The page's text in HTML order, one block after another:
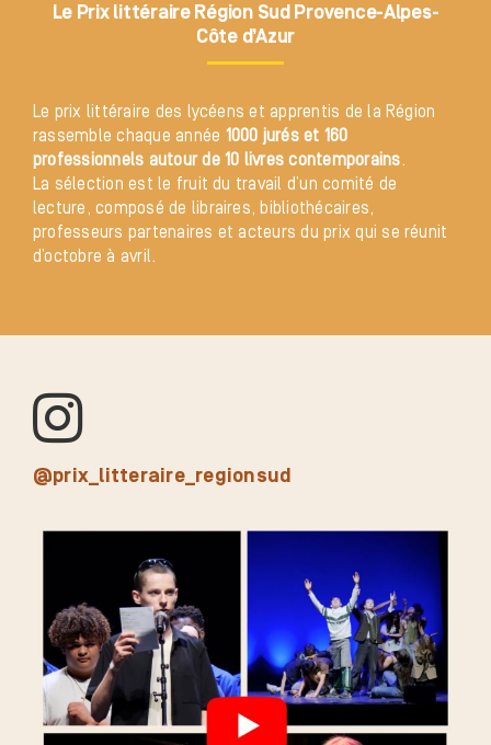
Le Prix littéraire Région Sud Provence-Alpes-
Côte d’Azur
Le prix littéraire des lycéens et apprentis de la Région
rassemble chaque année 1000 jurés et 160
professionnels autour de 10 livres contemporains.
La sélection est le fruit du travail d’un comité de
lecture, composé de libraires, bibliothécaires,
professeurs partenaires et acteurs du prix qui se réunit
d’octobre à avril.
@prix_litteraire_regionsud